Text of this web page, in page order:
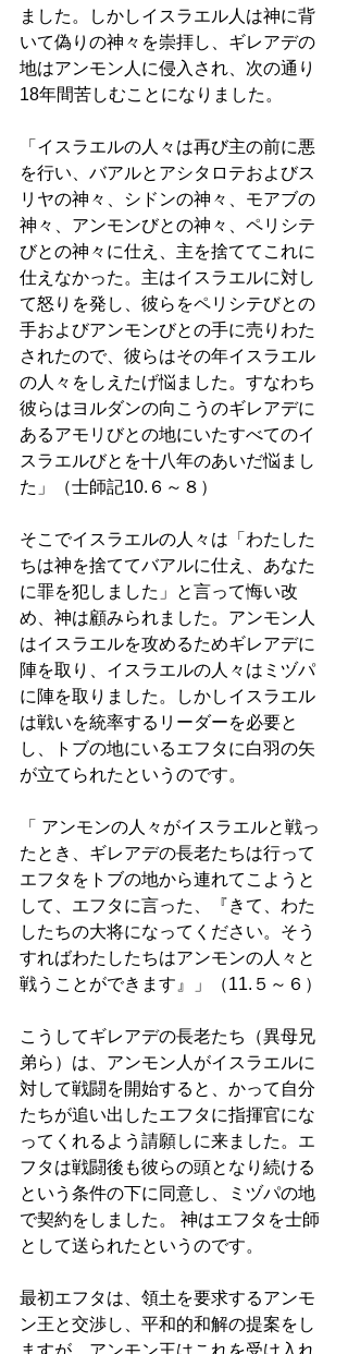
ました。しかしイスラエル人は神に背
いて偽りの神々を崇拝し、ギレアデの
地はアンモン人に侵入され、次の通り
18年間苦しむことになりました。
「イスラエルの人々は再び主の前に悪
を行い、バアルとアシタロテおよびス
リヤの神々、シドンの神々、モアブの
神々、アンモンびとの神々、ペリシテ
びとの神々に仕え、主を捨ててこれに
仕えなかった。主はイスラエルに対し
て怒りを発し、彼らをペリシテびとの
手およびアンモンびとの手に売りわた
されたので、彼らはその年イスラエル
の人々をしえたげ悩ました。すなわち
彼らはヨルダンの向こうのギレアデに
あるアモリびとの地にいたすべてのイ
スラエルびとを十八年のあいだ悩まし
た」（士師記10.６～８）
そこでイスラエルの人々は「わたした
ちは神を捨ててバアルに仕え、あなた
に罪を犯しました」と言って悔い改
め、神は顧みられました。アンモン人
はイスラエルを攻めるためギレアデに
陣を取り、イスラエルの人々はミヅパ
に陣を取りました。しかしイスラエル
は戦いを統率するリーダーを必要と
し、トブの地にいるエフタに白羽の矢
が立てられたというのです。
「 アンモンの人々がイスラエルと戦っ
たとき、ギレアデの長老たちは行って
エフタをトブの地から連れてこようと
して、エフタに言った、『きて、わた
したちの大将になってください。そう
すればわたしたちはアンモンの人々と
戦うことができます』」（11.５～６）
こうしてギレアデの長老たち（異母兄
弟ら）は、アンモン人がイスラエルに
対して戦闘を開始すると、かって自分
たちが追い出したエフタに指揮官にな
ってくれるよう請願しに来ました。エ
フタは戦闘後も彼らの頭となり続ける
という条件の下に同意し、ミヅパの地
で契約をしました。 神はエフタを士師
として送られたというのです。
最初エフタは、領土を要求するアンモ
ン王と交渉し、平和的和解の提案をし
ますが、アンモン王はこれを受け入れ